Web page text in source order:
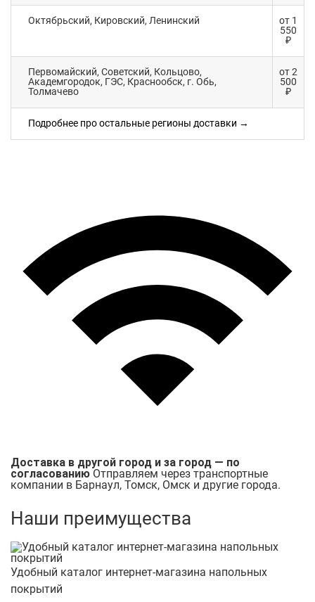
Октябрьский, Кировский, Ленинский
от 1
550
₽
Первомайский, Советский, Кольцово,
Академгородок, ГЭС, Краснообск, г. Обь,
Толмачево
от 2
500
₽
Подробнее про остальные регионы доставки →
Доставка в другой город и за город — по
согласованию Отправляем через транспортные
компании в Барнаул, Томск, Омск и другие города.
Наши преимущества
Удобный каталог интернет-магазина напольных
покрытий